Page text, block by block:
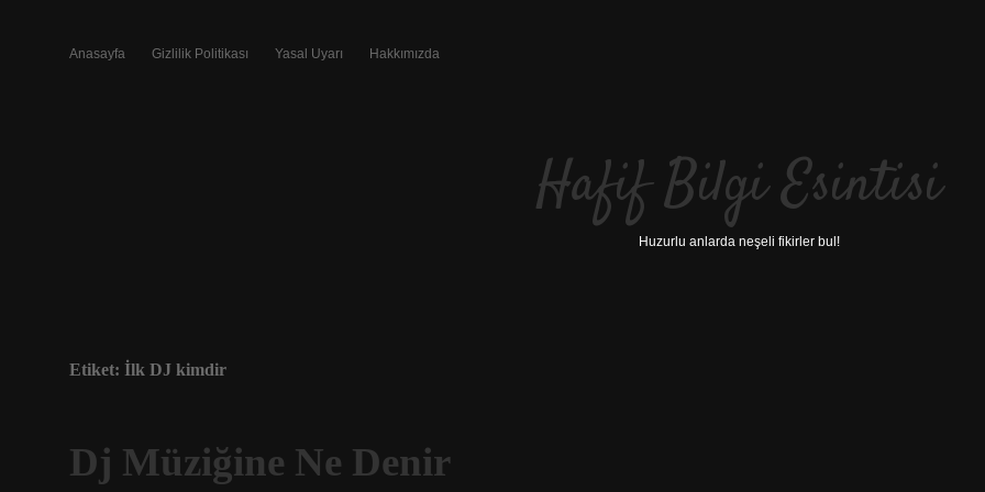
Anasayfa Gizlilik Politikası Yasal Uyarı Hakkımızda
Hafif Bilgi Esintisi
Huzurlu anlarda neşeli fikirler bul!
Etiket: İlk DJ kimdir
Dj Müziğine Ne Denir